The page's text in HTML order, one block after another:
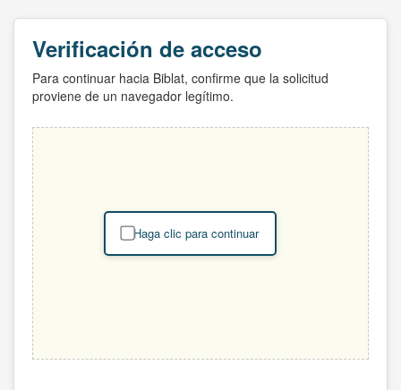
Verificación de acceso
Para continuar hacia Biblat, confirme que la solicitud
proviene de un navegador legítimo.
Haga clic para continuar